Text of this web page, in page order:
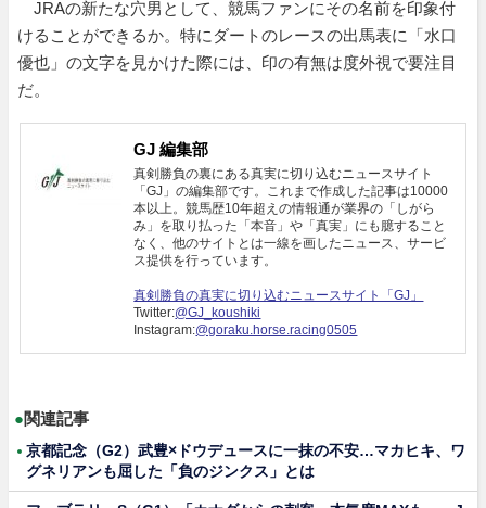
JRAの新たな穴男として、競馬ファンにその名前を印象付
けることができるか。特にダートのレースの出馬表に「水口
優也」の文字を見かけた際には、印の有無は度外視で要注目
だ。
GJ 編集部
真剣勝負の裏にある真実に切り込むニュースサイト
「GJ」の編集部です。これまで作成した記事は10000
本以上。競馬歴10年超えの情報通が業界の「しがら
み」を取り払った「本音」や「真実」にも臆すること
なく、他のサイトとは一線を画したニュース、サービ
ス提供を行っています。
真剣勝負の真実に切り込むニュースサイト「GJ」
Twitter:@GJ_koushiki
Instagram:@goraku.horse.racing0505
●関連記事
京都記念（G2）武豊×ドウデュースに一抹の不安…マカヒキ、ワ
グネリアンも屈した「負のジンクス」とは